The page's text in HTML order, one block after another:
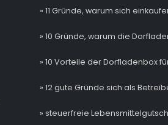
» 11 Gründe, warum sich
» 10 Gründe, warum die
» 10 Vorteile der Dorfladenbox
» 12 gute Gründe sich als
» steuerfreie